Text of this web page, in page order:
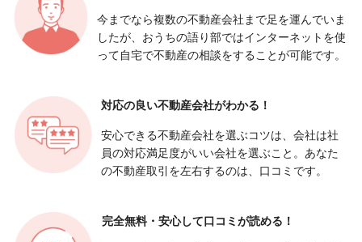
今までなら複数の不動産会社まで足を運んでいま
したが、おうちの語り部ではインターネットを使
って自宅で不動産の相談をすることが可能です。
対応の良い不動産会社がわかる！
安心できる不動産会社を選ぶコツは、会社は社
員の対応満足度がいい会社を選ぶこと。あなた
の不動産取引を左右するのは、口コミです。
完全無料・安心して口コミが読める！